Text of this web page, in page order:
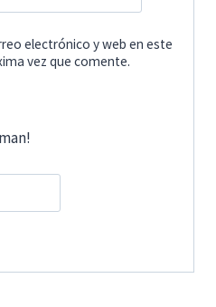
electrónico y web en este
vez que comente.